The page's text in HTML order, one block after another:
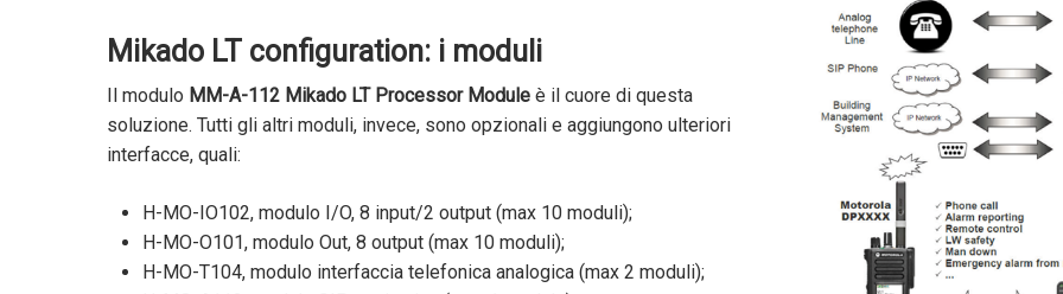
Mikado LT configuration: i moduli
Il modulo MM-A-112 Mikado LT Processor Module è il cuore di questa
soluzione. Tutti gli altri moduli, invece, sono opzionali e aggiungono ulteriori
interfacce, quali:
H-MO-IO102, modulo I/O, 8 input/2 output (max 10 moduli);
H-MO-O101, modulo Out, 8 output (max 10 moduli);
H-MO-T104, modulo interfaccia telefonica analogica (max 2 moduli);